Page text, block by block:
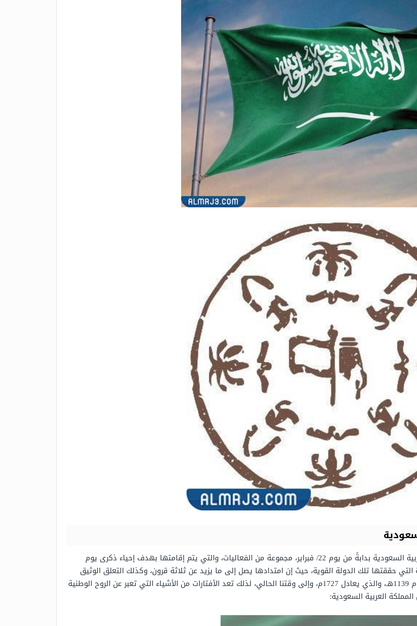
والتي يتم إقامتها بهدف إحياء ذكرى يوم
التي حققتها تلك الدولة القوية، حيث إن امتدادها يصل إلى ما يزيد عن ثلاثة قرون، وكذلك التعلق الوثيق
لمواطنيها بالقادة منذ عهد بناء الدولة السعودية في عام 1139هـ، والذي يعادل 1727م، وإلى وقتنا الحالي، لذلك تعد الأفتارات من الأشياء التي تعبر عن الروح الوطنية
العربية السعودية: